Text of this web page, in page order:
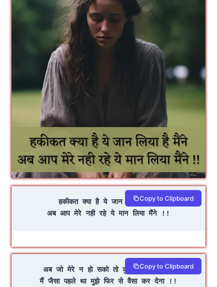
हकीकत क्या है ये जान लिया है मैंने
अब आप मेरे नही रहे ये मान लिया मैंने !!
Copy to Clipboard
अब जो मेरे न हो सको तो कुछ ऐसा कर देना
मैं जैसा पहले था मुझे फिर से वैसा कर देना !!
Copy to Clipboard